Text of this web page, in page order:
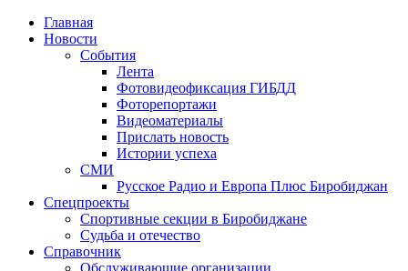
Главная
Новости
События
Лента
Фотовидеофиксация ГИБДД
Фоторепортажи
Видеоматериалы
Прислать новость
Истории успеха
СМИ
Русское Радио и Европа Плюс Биробиджан
Спецпроекты
Спортивные секции в Биробиджане
Судьба и отечество
Справочник
Обслуживающие организации